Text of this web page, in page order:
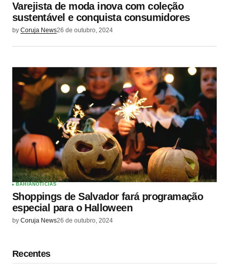
Varejista de moda inova com coleção
sustentável e conquista consumidores
by Coruja News26 de outubro, 2024
BAHIANOTÍCIAS
Shoppings de Salvador fará programação
especial para o Halloween
by Coruja News26 de outubro, 2024
Recentes